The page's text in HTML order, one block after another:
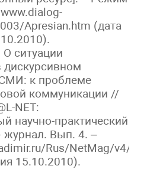
Apresian.htm (дата
ситуации
дискурсивном
к проблеме
коммуникации //
NET:
научно-практический
журнал. Вып. 4. –
Rus/NetMag/v4/
15.10.2010).